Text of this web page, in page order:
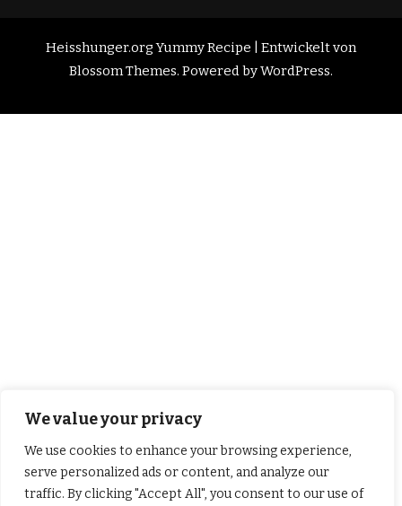
We value your privacy
We use cookies to enhance your browsing experience,
serve personalized ads or content, and analyze our
traffic. By clicking "Accept All", you consent to our use of
Heisshunger.orgYummy Recipe | Entwickelt von
Blossom Themes. Powered byWordPress.